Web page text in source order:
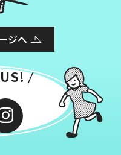
ジへ